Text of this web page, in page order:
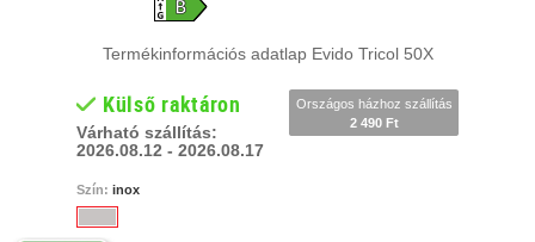
Termékinformációs adatlap Evido Tricol 50X
Külső raktáron
Várható szállítás:
2026.08.12 - 2026.08.17
Országos házhoz szállítás
2 490 Ft
Szín: inox